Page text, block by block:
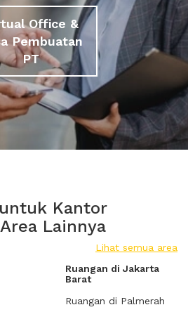
Office &
Pembuatan
PT
Kantor
Lainnya
Lihat semua area
Ruangan di Jakarta
Barat
Ruangan di Palmerah